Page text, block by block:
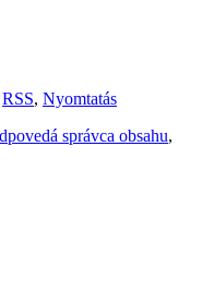
RSS, Nyomtatás
správca obsahu,